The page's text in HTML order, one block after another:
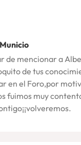
de mencionar a
de tus
en el Foro,por
fuimos muy